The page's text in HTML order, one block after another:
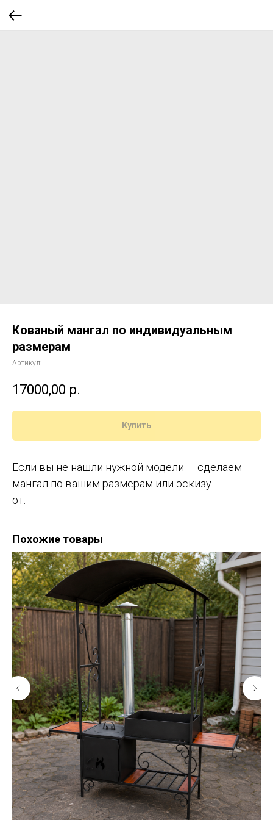
Кованый мангал по индивидуальным
размерам
Артикул:
17000,00 р.
Купить
Если вы не нашли нужной модели — сделаем
мангал по вашим размерам или эскизу
от:
Похожие товары